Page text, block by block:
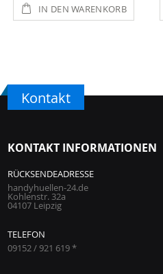
IN DEN WARENKORB
Kontakt
KONTAKT INFORMATIONEN
RÜCKSENDEADRESSE
handyhuellen-24.de
Kohlenstr. 32a
04107 Leipzig
TELEFON
09152 / 921 619 *